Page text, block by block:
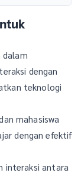
dalam
dengan
teknologi
mahasiswa
dengan efektif
interaksi antara